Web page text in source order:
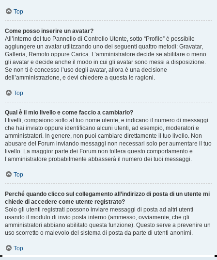
Top
Come posso inserire un avatar?
All’interno del tuo Pannello di Controllo Utente, sotto “Profilo” è possibile
aggiungere un avatar utilizzando uno dei seguenti quattro metodi: Gravatar,
Galleria, Remoto oppure Carica. L’amministratore decide se abilitare o meno
gli avatar e decide anche il modo in cui gli avatar sono messi a disposizione.
Se non ti è concesso l’uso degli avatar, allora è una decisione
dell’amministrazione, e devi chiedere a questa le ragioni.
Top
Qual è il mio livello e come faccio a cambiarlo?
I livelli, compaiono sotto al tuo nome utente, e indicano il numero di messaggi
che hai inviato oppure identificano alcuni utenti, ad esempio, moderatori e
amministratori. In genere, non puoi cambiare direttamente il tuo livello. Non
abusare del Forum inviando messaggi non necessari solo per aumentare il tuo
livello. La maggior parte dei Forum non tollera questo comportamento e
l’amministratore probabilmente abbasserà il numero dei tuoi messaggi.
Top
Perché quando clicco sul collegamento all’indirizzo di posta di un utente mi
chiede di accedere come utente registrato?
Solo gli utenti registrati possono inviare messaggi di posta ad altri utenti
usando il modulo di invio posta interno (ammesso, ovviamente, che gli
amministratori abbiano abilitato questa funzione). Questo serve a prevenire un
uso scorretto o malevolo del sistema di posta da parte di utenti anonimi.
Top